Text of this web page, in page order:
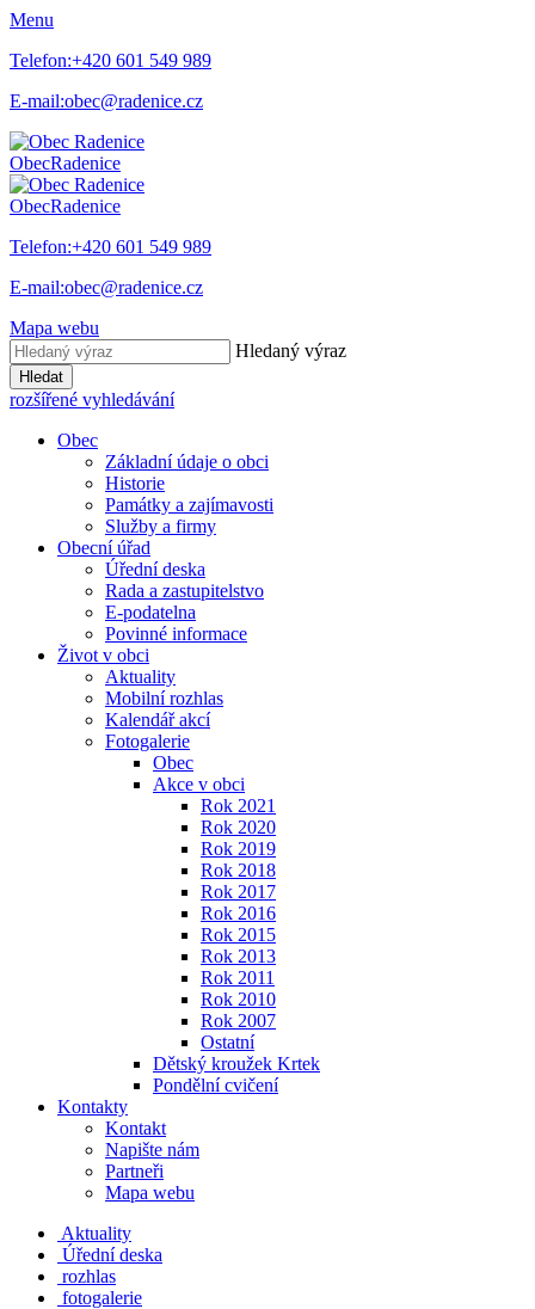
Menu
Telefon:+420 601 549 989
E-mail:obec@radenice.cz
ObecRadenice
ObecRadenice
Telefon:+420 601 549 989
E-mail:obec@radenice.cz
Mapa webu
Hledaný výraz
Hledat
rozšířené vyhledávání
Obec
Základní údaje o obci
Historie
Památky a zajímavosti
Služby a firmy
Obecní úřad
Úřední deska
Rada a zastupitelstvo
E-podatelna
Povinné informace
Život v obci
Aktuality
Mobilní rozhlas
Kalendář akcí
Fotogalerie
Obec
Akce v obci
Rok 2021
Rok 2020
Rok 2019
Rok 2018
Rok 2017
Rok 2016
Rok 2015
Rok 2013
Rok 2011
Rok 2010
Rok 2007
Ostatní
Dětský kroužek Krtek
Pondělní cvičení
Kontakty
Kontakt
Napište nám
Partneři
Mapa webu
Aktuality
Úřední deska
rozhlas
fotogalerie